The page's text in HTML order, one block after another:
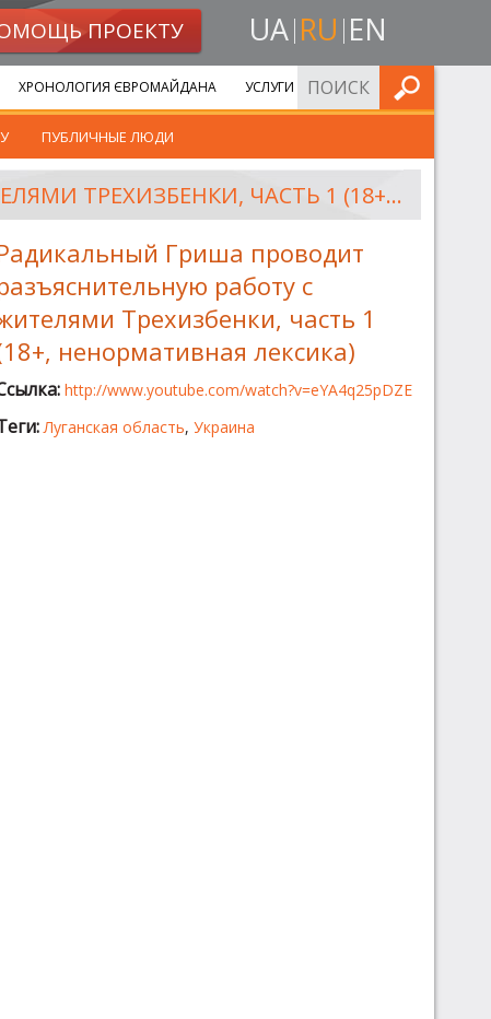
ПРОЕКТУ UA RU EN
ПУБЛИЧНЫЕ ЛЮДИ
ХРОНОЛОГИЯ ЄВРОМАЙДАНА УСЛУГИ ИСКАТЬ
РАДИКАЛЬНЫЙ ГРИША ПРОВОДИТ РАЗЪЯСНИТЕЛЬНУЮ РАБОТУ С ЖИТЕЛЯМИ ТРЕХИЗБЕНКИ, ЧАСТЬ 1 (18+, НЕНОРМАТИВНАЯ ЛЕКСИКА)
Гриша проводит
работу с
Трехизбенки, часть 1
ненормативная лексика)
http://www.youtube.com/watch?v=eYA4q25pDZE
Луганская область, Украина